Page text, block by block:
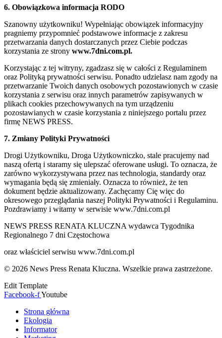
6. Obowiązkowa informacja RODO
Szanowny użytkowniku! Wypełniając obowiązek informacyjny
pragniemy przypomnieć podstawowe informacje z zakresu
przetwarzania danych dostarczanych przez Ciebie podczas
korzystania ze strony www.7dni.com.pl.
Korzystając z tej witryny, zgadzasz się w całości z Regulaminem
oraz Polityką prywatności serwisu. Ponadto udzielasz nam zgody na
przetwarzanie Twoich danych osobowych pozostawionych w czasie
korzystania z serwisu oraz innych parametrów zapisywanych w
plikach cookies przechowywanych na tym urządzeniu
pozostawianych w czasie korzystania z niniejszego portalu przez
firmę NEWS PRESS.
7. Zmiany Polityki Prywatności
Drogi Użytkowniku, Droga Użytkowniczko, stale pracujemy nad
naszą ofertą i staramy się ulepszać oferowane usługi. To oznacza, że
zarówno wykorzystywana przez nas technologia, standardy oraz
wymagania będą się zmieniały. Oznacza to również, że ten
dokument będzie aktualizowany. Zachęcamy Cię więc do
okresowego przeglądania naszej Polityki Prywatności i Regulaminu.
Pozdrawiamy i witamy w serwisie www.7dni.com.pl
NEWS PRESS RENATA KLUCZNA wydawca Tygodnika
Regionalnego 7 dni Częstochowa
oraz właściciel serwisu www.7dni.com.pl
© 2026 News Press Renata Kluczna. Wszelkie prawa zastrzeżone.
Edit Template
Facebook-fYoutube
Strona główna
Ekologia
Informator